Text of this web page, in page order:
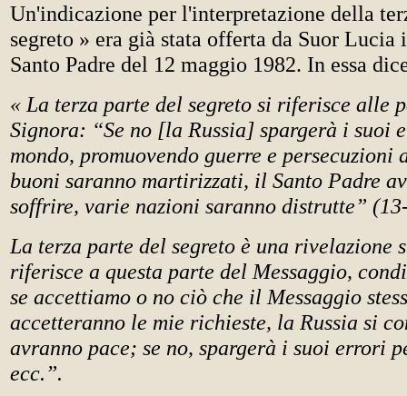
Un'indicazione per l'interpretazione della
segreto » era già stata offerta da Suor Lucia
Santo Padre del 12 maggio 1982. In essa
« La terza parte del segreto si riferisce alle
Signora: “Se no [la Russia] spargerà i suoi
mondo, promuovendo guerre e persecuzioni
buoni saranno martirizzati, il Santo Padre
soffrire, varie nazioni saranno distrutte”
La terza parte del segreto è una rivelazione
riferisce a questa parte del Messaggio,
se accettiamo o no ciò che il Messaggio
accetteranno le mie richieste, la Russia si
avranno pace; se no, spargerà i suoi errori
ecc.”.